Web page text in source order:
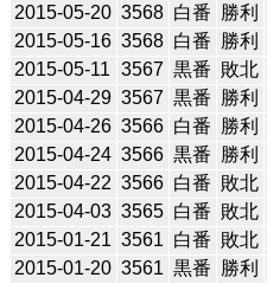
2015-05-20 3568 白番 勝利
2015-05-16 3568 白番 勝利
2015-05-11 3567 黒番 敗北
2015-04-29 3567 黒番 勝利
2015-04-26 3566 白番 勝利
2015-04-24 3566 黒番 勝利
2015-04-22 3566 白番 敗北
2015-04-03 3565 白番 敗北
2015-01-21 3561 白番 敗北
2015-01-20 3561 黒番 勝利